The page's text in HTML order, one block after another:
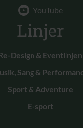
YouTube
Linjer
Design & Eventlinjen
Sang &
Sport & Adventure
E-sport